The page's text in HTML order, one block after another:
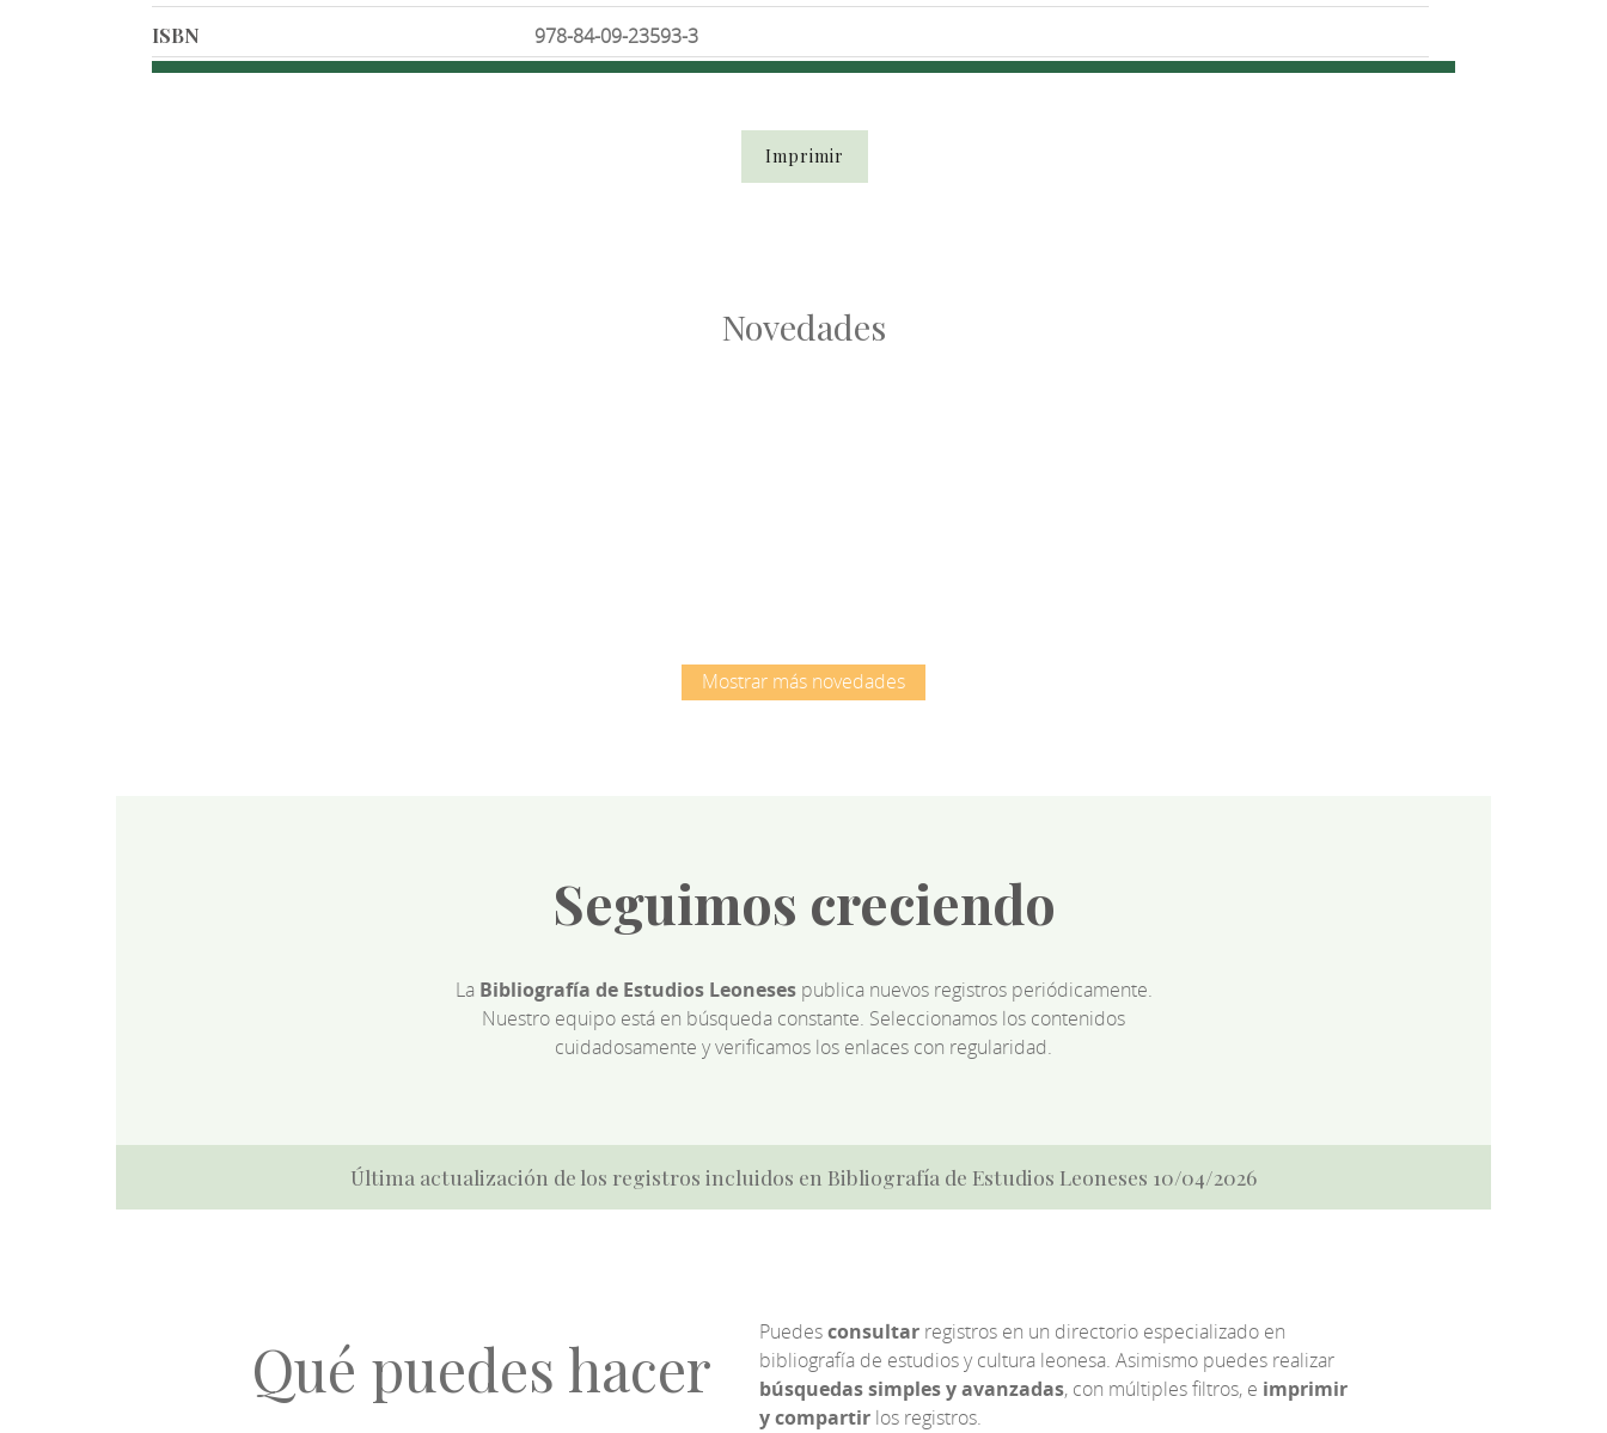
ISBN 978-84-09-23593-3
Imprimir
Novedades
Mostrar más novedades
Seguimos creciendo
La Bibliografía de Estudios Leonesespublica nuevos registros periódicamente.
Nuestro equipo está en búsqueda constante. Seleccionamos los contenidos
cuidadosamente y verificamos los enlaces con regularidad.
Última actualización de los registros incluidos en Bibliografía de Estudios Leoneses 10/04/2026
Qué puedes hacer Puedesconsultarregistros en un directorio especializado en
bibliografía de estudios y cultura leonesa. Asimismo puedes realizar
búsquedas simples y avanzadas, con múltiples filtros, e imprimir
y compartirlos registros.